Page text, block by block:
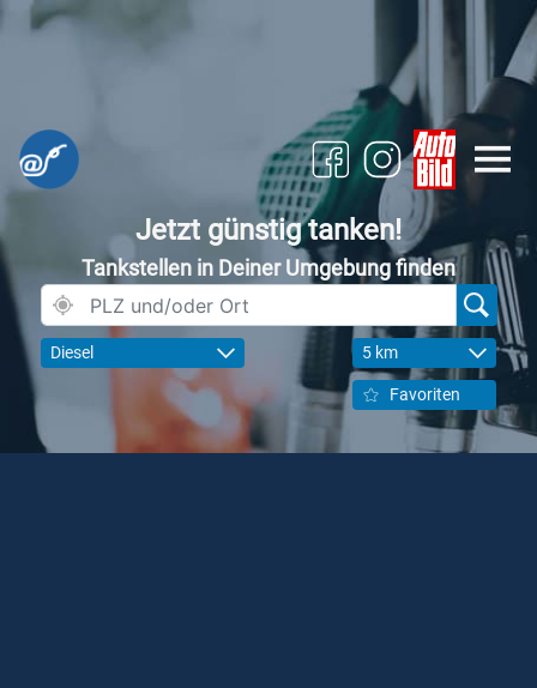
Jetzt günstig tanken!
Tankstellen in Deiner Umgebung finden
Diesel 5 km
Favoriten